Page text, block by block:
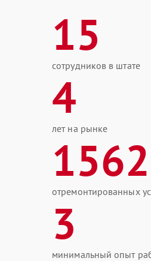
15
сотрудников в штате
4
лет на рынке
1562
отремонтированных
3
минимальный опыт